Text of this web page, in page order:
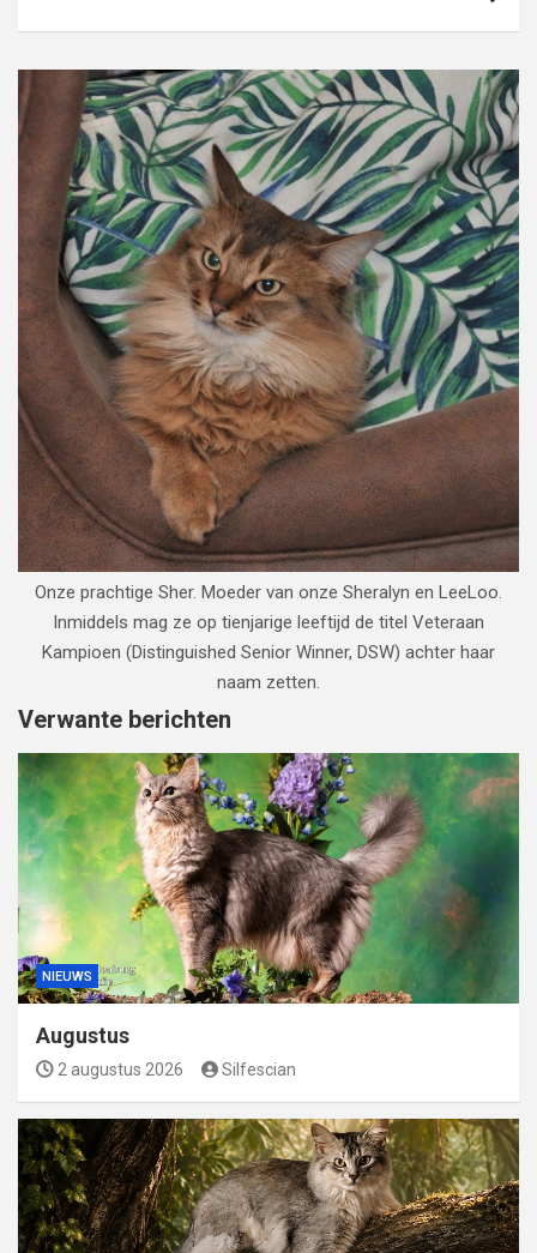
Onze prachtige Sher. Moeder van onze Sheralyn en LeeLoo.
Inmiddels mag ze op tienjarige leeftijd de titel Veteraan
Kampioen (Distinguished Senior Winner, DSW) achter haar
naam zetten.
Verwante berichten
NIEUWS
Augustus
2 augustus 2026 Silfescian